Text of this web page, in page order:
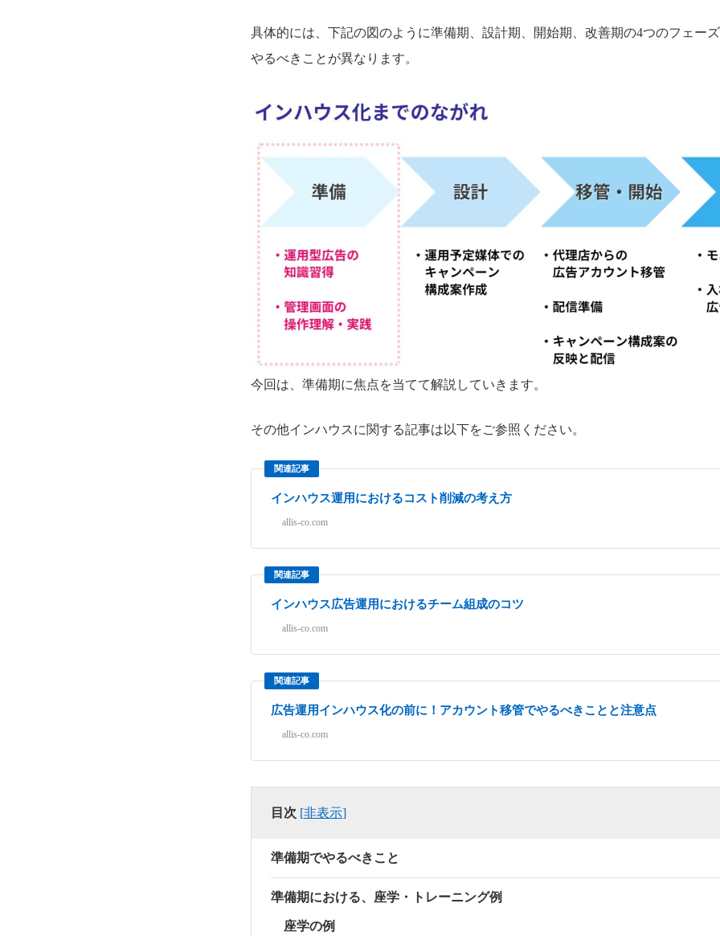
具体的には、下記の図のように準備期、設計期、開始期、改善期の4つのフェー
やるべきことが異なります。
今回は、準備期に焦点を当てて解説していきます。
その他インハウスに関する記事は以下をご参照ください。
関連記事
インハウス運用におけるコスト削減の考え方
allis-co.com
関連記事
インハウス広告運用におけるチーム組成のコツ
allis-co.com
関連記事
広告運用インハウス化の前に！アカウント移管でやるべきことと注意点
allis-co.com
目次 [非表示]
準備期でやるべきこと
準備期における、座学・トレーニング例
座学の例